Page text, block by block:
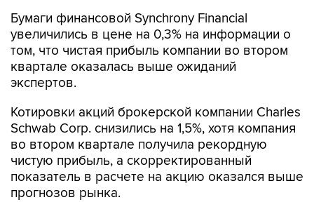
том, что чистая прибыль компании во втором
квартале оказалась выше ожиданий
экспертов.
Котировки акций брокерской компании Charles
во втором квартале получила рекордную
чистую прибыль, а скорректированный
показатель в расчете на акцию оказался выше
прогнозов рынка.
Индекс Dow Jones Industrial Average к